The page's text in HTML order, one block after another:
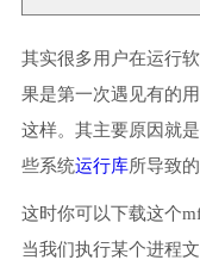
其实很多用户在运行
果是第一次遇见有的
这样。其主要原因就
些系统运行库所导致的
这时你可以下载这个
当我们执行某个进程